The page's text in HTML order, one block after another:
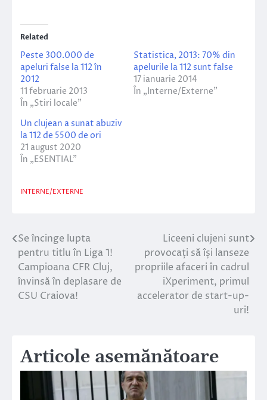
Related
Peste 300.000 de
apeluri false la 112 în
2012
11 februarie 2013
În „Stiri locale”
Statistica, 2013: 70% din
apelurile la 112 sunt false
17 ianuarie 2014
În „Interne/Externe”
Un clujean a sunat abuziv
la 112 de 5500 de ori
21 august 2020
În „ESENTIAL”
INTERNE/EXTERNE
Navigare
în
articole
Se încinge lupta
pentru titlu în Liga 1!
Campioana CFR Cluj,
învinsă în deplasare de
CSU Craiova!
Liceeni clujeni sunt
provocați să își lanseze
propriile afaceri în cadrul
iXperiment, primul
accelerator de start-up-
uri!
Articole asemănătoare